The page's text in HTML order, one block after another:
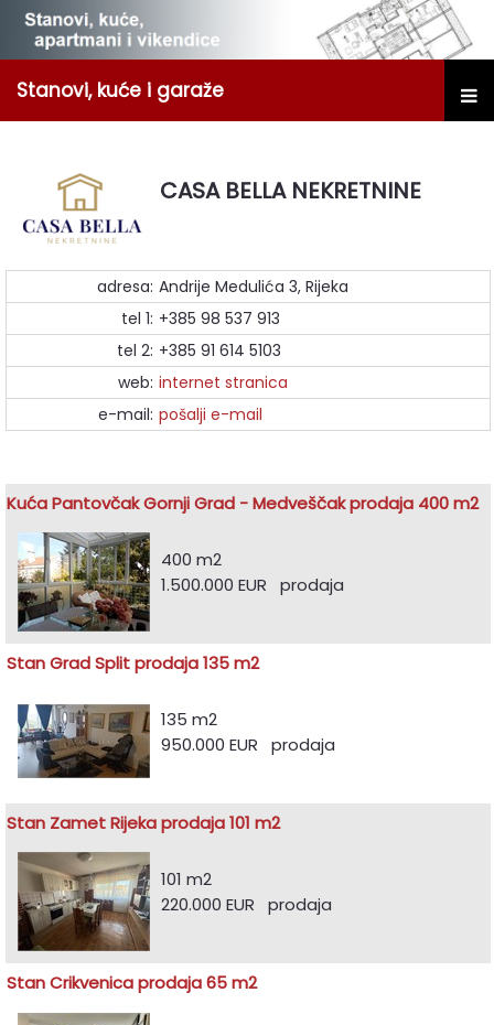
Stanovi, kuće i garaže
CASA BELLA NEKRETNINE
adresa: Andrije Medulića 3, Rijeka
tel 1: +385 98 537 913
tel 2: +385 91 614 5103
web: internet stranica
e-mail: pošalji e-mail
Kuća Pantovčak Gornji Grad - Medveščak prodaja 400 m2
400 m2
1.500.000 EUR prodaja
Stan Grad Split prodaja 135 m2
135 m2
950.000 EUR prodaja
Stan Zamet Rijeka prodaja 101 m2
101 m2
220.000 EUR prodaja
Stan Crikvenica prodaja 65 m2